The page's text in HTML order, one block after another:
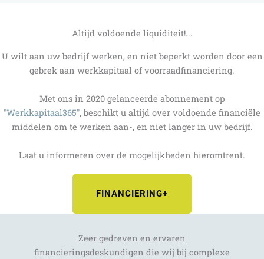
Altijd voldoende liquiditeit!...
U wilt aan uw bedrijf werken, en niet beperkt worden door een
gebrek aan werkkapitaal of voorraadfinanciering.
Met ons in 2020 gelanceerde abonnement op
"Werkkapitaal365", beschikt u altijd over voldoende financiële
middelen om te werken aan-, en niet langer in uw bedrijf.
Laat u informeren over de mogelijkheden hieromtrent.
FINANCIERING+
Zeer gedreven en ervaren
financieringsdeskundigen die wij bij complexe